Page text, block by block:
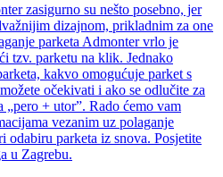
zasigurno su nešto posebno, jer
dizajnom, prikladnim za one
parketa Admonter vrlo je
tzv. parketu na klik. Jednako
kakvo omogućuje parket s
očekivati i ako se odlučite za
„pero + utor”. Rado ćemo vam
vezanim uz polaganje
odabiru parketa iz snova. Posjetite
u Zagrebu.